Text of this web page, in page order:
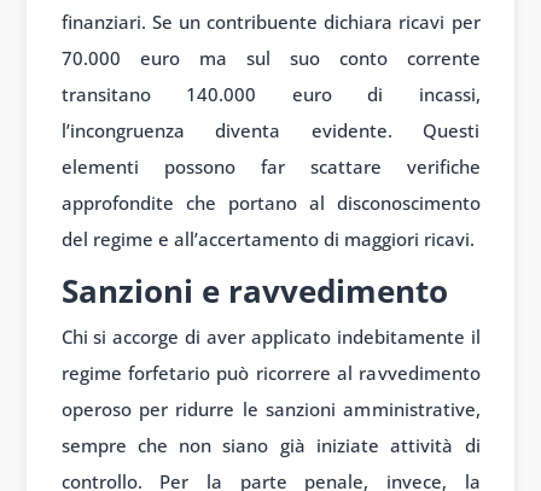
finanziari. Se un contribuente dichiara ricavi per
70.000 euro ma sul suo conto corrente
transitano 140.000 euro di incassi,
l’incongruenza diventa evidente. Questi
elementi possono far scattare verifiche
approfondite che portano al disconoscimento
del regime e all’accertamento di maggiori ricavi.
Sanzioni e ravvedimento
Chi si accorge di aver applicato indebitamente il
regime forfetario può ricorrere al ravvedimento
operoso per ridurre le sanzioni amministrative,
sempre che non siano già iniziate attività di
controllo. Per la parte penale, invece, la